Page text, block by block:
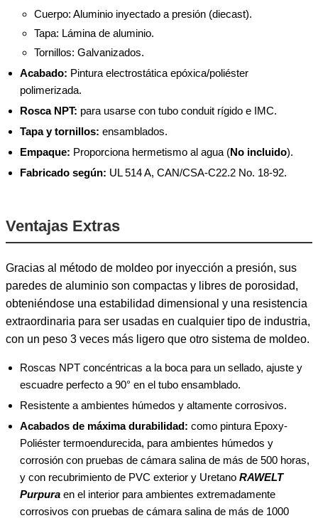
Cuerpo: Aluminio inyectado a presión (diecast).
Tapa: Lámina de aluminio.
Tornillos: Galvanizados.
Acabado: Pintura electrostática epóxica/poliéster
polimerizada.
Rosca NPT: para usarse con tubo conduit rígido e IMC.
Tapa y tornillos: ensamblados.
Empaque: Proporciona hermetismo al agua (No incluido).
Fabricado según: UL 514 A, CAN/CSA-C22.2 No. 18-92.
Ventajas Extras
Gracias al método de moldeo por inyección a presión, sus
paredes de aluminio son compactas y libres de porosidad,
obteniéndose una estabilidad dimensional y una resistencia
extraordinaria para ser usadas en cualquier tipo de industria,
con un peso 3 veces más ligero que otro sistema de moldeo.
Roscas NPT concéntricas a la boca para un sellado, ajuste y
escuadre perfecto a 90° en el tubo ensamblado.
Resistente a ambientes húmedos y altamente corrosivos.
Acabados de máxima durabilidad: como pintura Epoxy-
Poliéster termoendurecida, para ambientes húmedos y
corrosión con pruebas de cámara salina de más de 500 horas,
y con recubrimiento de PVC exterior y Uretano RAWELT
Purpura en el interior para ambientes extremadamente
corrosivos con pruebas de cámara salina de más de 1000